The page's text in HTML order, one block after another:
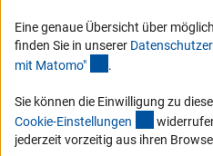
© 2026 DFG
Impressum Datenschutz
Service
Eine genaue Übersicht über
finden Sie in unserer
mit Matomo" .
Sie können die Einwilligung zu
Cookie-Einstellungen (interner
jederzeit vorzeitig aus ihren